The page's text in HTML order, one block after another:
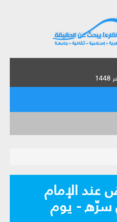
عند الإمام
سرّه - يوم